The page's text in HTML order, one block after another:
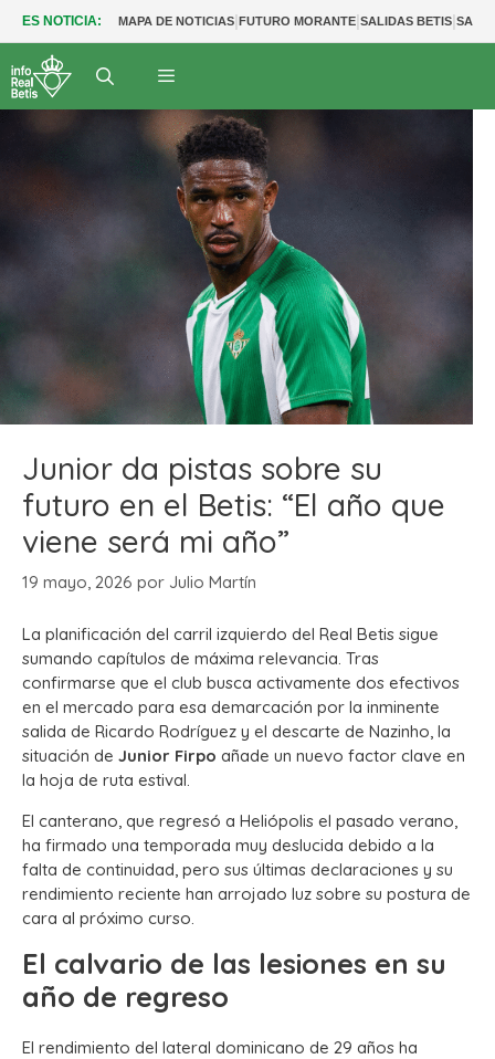
ES NOTICIA: MAPA DE NOTICIAS|FUTURO MORANTE|SALIDAS BETIS|
Junior da pistas sobre su
futuro en el Betis: “El año que
viene será mi año”
19 mayo, 2026 por Julio Martín
La planificación del carril izquierdo del Real Betis sigue
sumando capítulos de máxima relevancia. Tras
confirmarse que el club busca activamente dos efectivos
en el mercado para esa demarcación por la inminente
salida de Ricardo Rodríguez y el descarte de Nazinho, la
situación de Junior Firpo añade un nuevo factor clave en
la hoja de ruta estival.
El canterano, que regresó a Heliópolis el pasado verano,
ha firmado una temporada muy deslucida debido a la
falta de continuidad, pero sus últimas declaraciones y su
rendimiento reciente han arrojado luz sobre su postura de
cara al próximo curso.
El calvario de las lesiones en su
año de regreso
El rendimiento del lateral dominicano de 29 años ha